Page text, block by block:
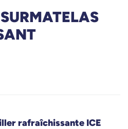
rafraîchissante ICE